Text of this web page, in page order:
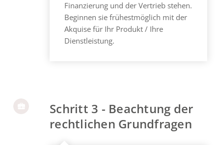
Finanzierung und der Vertrieb stehen.
Beginnen sie frühestmöglich mit der
Akquise für Ihr Produkt / Ihre
Dienstleistung.
Schritt 3 - Beachtung der
rechtlichen Grundfragen